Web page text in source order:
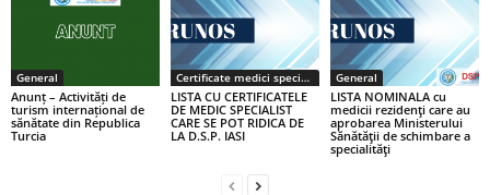
General
Anunț – Activități de
turism internațional de
sănătate din Republica
Turcia
Certificate medici specialiști / primari
LISTA CU CERTIFICATELE
DE MEDIC SPECIALIST
CARE SE POT RIDICA DE
LA D.S.P. IASI
General
LISTA NOMINALA cu
medicii rezidenţi care au
aprobarea Ministerului
Sănătăţii de schimbare a
specialităţi